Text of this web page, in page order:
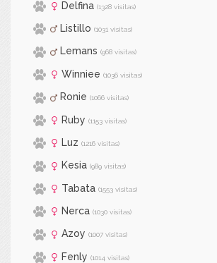
Delfina (1328 visitas)
Listillo (1031 visitas)
Lemans (968 visitas)
Winniee (1036 visitas)
Ronie (1066 visitas)
Ruby (1153 visitas)
Luz (1216 visitas)
Kesia (989 visitas)
Tabata (1553 visitas)
Nerca (1030 visitas)
Azoy (1007 visitas)
Fenly (1014 visitas)